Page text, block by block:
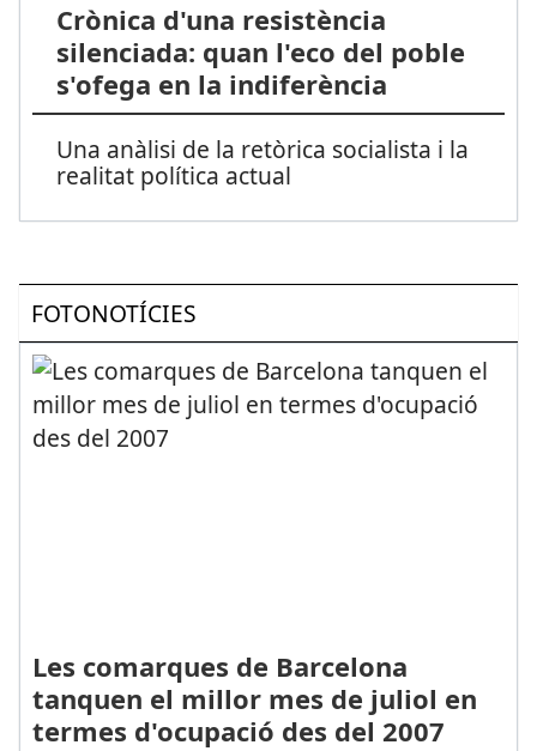
Crònica d'una resistència
silenciada: quan l'eco del poble
s'ofega en la indiferència
Una anàlisi de la retòrica socialista i la
realitat política actual
FOTONOTÍCIES
Les comarques de Barcelona
tanquen el millor mes de juliol en
termes d'ocupació des del 2007